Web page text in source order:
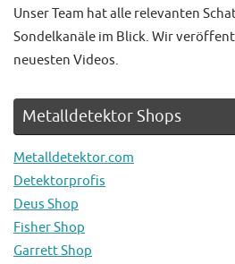
Unser Team hat alle relevanten
Sondelkanäle im Blick. Wir
neuesten Videos.
Metalldetektor Shops
Metalldetektor.com
Detektorprofis
Deus Shop
Fisher Shop
Garrett Shop